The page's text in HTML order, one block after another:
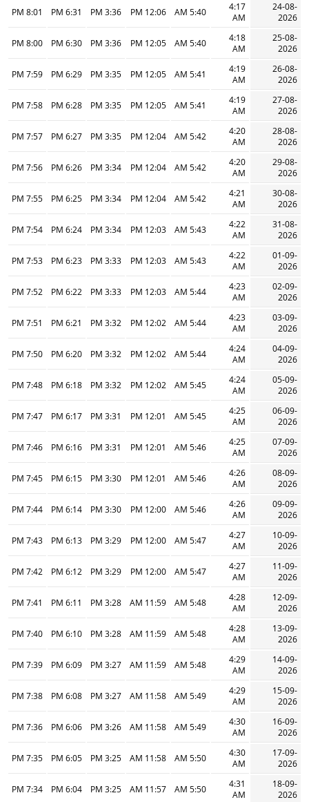
24-08-
2026
4:17
AM
5:40 AM
12:06 PM
3:36 PM
6:31 PM
8:01 PM
25-08-
2026
4:18
AM
5:40 AM
12:05 PM
3:36 PM
6:30 PM
8:00 PM
26-08-
2026
4:19
AM
5:41 AM
12:05 PM
3:35 PM
6:29 PM
7:59 PM
27-08-
2026
4:19
AM
5:41 AM
12:05 PM
3:35 PM
6:28 PM
7:58 PM
28-08-
2026
4:20
AM
5:42 AM
12:04 PM
3:35 PM
6:27 PM
7:57 PM
29-08-
2026
4:20
AM
5:42 AM
12:04 PM
3:34 PM
6:26 PM
7:56 PM
30-08-
2026
4:21
AM
5:42 AM
12:04 PM
3:34 PM
6:25 PM
7:55 PM
31-08-
2026
4:22
AM
5:43 AM
12:03 PM
3:34 PM
6:24 PM
7:54 PM
01-09-
2026
4:22
AM
5:43 AM
12:03 PM
3:33 PM
6:23 PM
7:53 PM
02-09-
2026
4:23
AM
5:44 AM
12:03 PM
3:33 PM
6:22 PM
7:52 PM
03-09-
2026
4:23
AM
5:44 AM
12:02 PM
3:32 PM
6:21 PM
7:51 PM
04-09-
2026
4:24
AM
5:44 AM
12:02 PM
3:32 PM
6:20 PM
7:50 PM
05-09-
2026
4:24
AM
5:45 AM
12:02 PM
3:32 PM
6:18 PM
7:48 PM
06-09-
2026
4:25
AM
5:45 AM
12:01 PM
3:31 PM
6:17 PM
7:47 PM
07-09-
2026
4:25
AM
5:46 AM
12:01 PM
3:31 PM
6:16 PM
7:46 PM
08-09-
2026
4:26
AM
5:46 AM
12:01 PM
3:30 PM
6:15 PM
7:45 PM
09-09-
2026
4:26
AM
5:46 AM
12:00 PM
3:30 PM
6:14 PM
7:44 PM
10-09-
2026
4:27
AM
5:47 AM
12:00 PM
3:29 PM
6:13 PM
7:43 PM
11-09-
2026
4:27
AM
5:47 AM
12:00 PM
3:29 PM
6:12 PM
7:42 PM
12-09-
2026
4:28
AM
5:48 AM
11:59 AM
3:28 PM
6:11 PM
7:41 PM
13-09-
2026
4:28
AM
5:48 AM
11:59 AM
3:28 PM
6:10 PM
7:40 PM
14-09-
2026
4:29
AM
5:48 AM
11:59 AM
3:27 PM
6:09 PM
7:39 PM
15-09-
2026
4:29
AM
5:49 AM
11:58 AM
3:27 PM
6:08 PM
7:38 PM
16-09-
2026
4:30
AM
5:49 AM
11:58 AM
3:26 PM
6:06 PM
7:36 PM
17-09-
2026
4:30
AM
5:50 AM
11:58 AM
3:25 PM
6:05 PM
7:35 PM
18-09-
2026
4:31
AM
5:50 AM
11:57 AM
3:25 PM
6:04 PM
7:34 PM